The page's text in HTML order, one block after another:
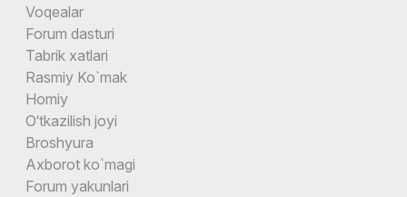
Voqealar
Forum dasturi
Tabrik xatlari
Rasmiy Ko`mak
Homiy
O‘tkazilish joyi
Broshyura
Axborot ko`magi
Forum yakunlari